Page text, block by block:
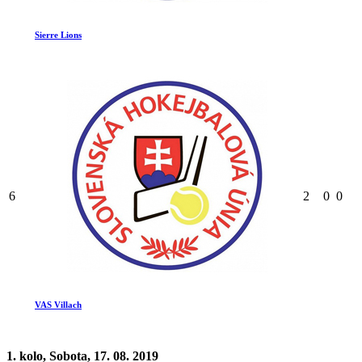
Sierre Lions
6
VAS Villach
2 0 0
1. kolo, Sobota, 17. 08. 2019